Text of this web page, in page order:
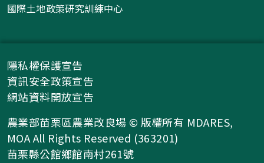
國際土地政策研究訓練中心
隱私權保護宣告
資訊安全政策宣告
網站資料開放宣告
農業部苗栗區農業改良場 © 版權所有 MDARES,
MOA All Rights Reserved (363201)
苗栗縣公館鄉館南村261號